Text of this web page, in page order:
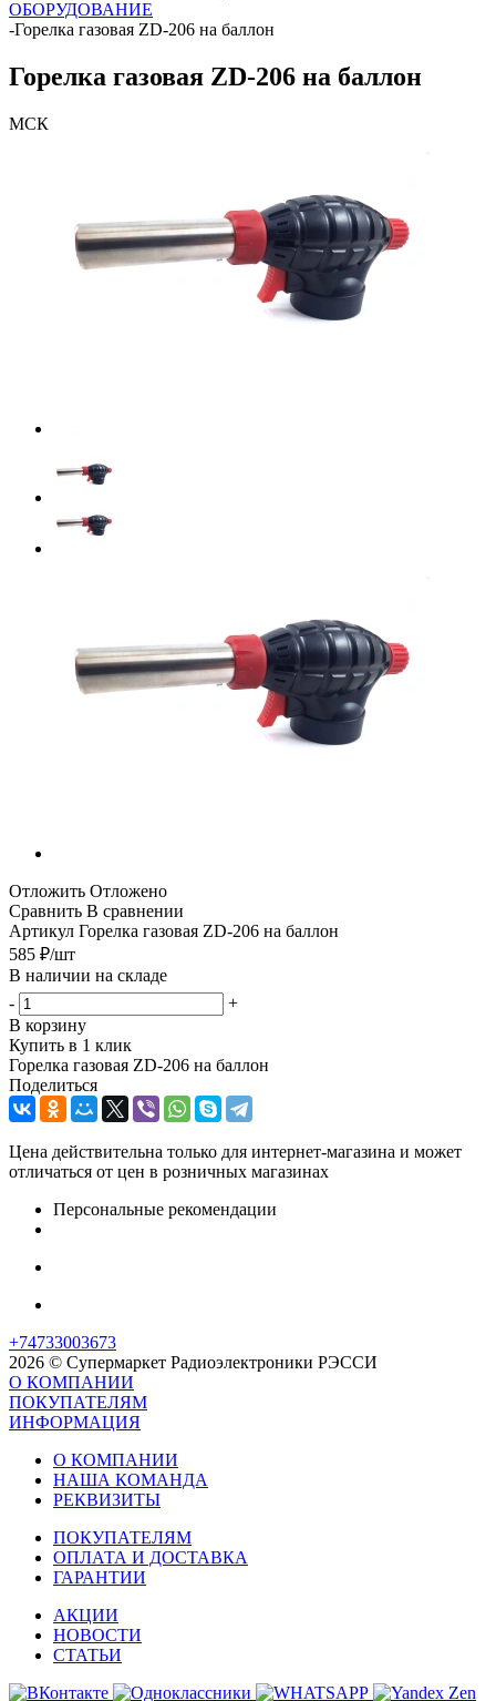
ОБОРУДОВАНИЕ
-Горелка газовая ZD-206 на баллон
Горелка газовая ZD-206 на баллон
МСК
Отложить Отложено
Сравнить В сравнении
Артикул Горелка газовая ZD-206 на баллон
585 ₽/шт
В наличии на складе
-
+
В корзину
Купить в 1 клик
Горелка газовая ZD-206 на баллон
Поделиться
Цена действительна только для интернет-магазина и может
отличаться от цен в розничных магазинах
Персональные рекомендации
+74733003673
2026 © Супермаркет Радиоэлектроники РЭССИ
О КОМПАНИИ
ПОКУПАТЕЛЯМ
ИНФОРМАЦИЯ
О КОМПАНИИ
НАША КОМАНДА
РЕКВИЗИТЫ
ПОКУПАТЕЛЯМ
ОПЛАТА И ДОСТАВКА
ГАРАНТИИ
АКЦИИ
НОВОСТИ
СТАТЬИ